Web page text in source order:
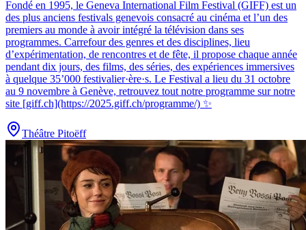
Fondé en 1995, le Geneva International Film Festival (GIFF) est un
des plus anciens festivals genevois consacré au cinéma et l’un des
premiers au monde à avoir intégré la télévision dans ses
programmes. Carrefour des genres et des disciplines, lieu
d’expérimentation, de rencontres et de fête, il propose chaque année
pendant dix jours, des films, des séries, des expériences immersives
à quelque 35’000 festivalier·ère·s. Le Festival a lieu du 31 octobre
au 9 novembre à Genève, retrouvez tout notre programme sur notre
site [giff.ch](https://2025.giff.ch/programme/) ✨
Théâtre Pitoëff